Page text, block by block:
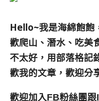
Hello~我是海綿飽飽
歡爬山、潛水、吃美
不太好，用部落格記
歡我的文章，歡迎分
歡迎加入FB粉絲團跟